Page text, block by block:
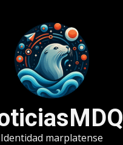
Identidad marplatense